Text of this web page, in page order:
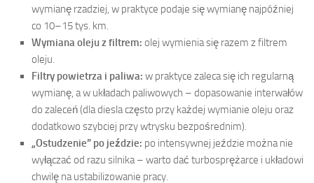
wymianę rzadziej, w praktyce podaje się wymianę najpóźniej
co 10–15 tys. km.
Wymiana oleju z filtrem: olej wymienia się razem z filtrem
oleju.
Filtry powietrza i paliwa: w praktyce zaleca się ich regularną
wymianę, a w układach paliwowych – dopasowanie interwałów
do zaleceń (dla diesla często przy każdej wymianie oleju oraz
dodatkowo szybciej przy wtrysku bezpośrednim).
„Ostudzenie” po jeździe: po intensywnej jeździe można nie
wyłączać od razu silnika – warto dać turbosprężarce i układowi
chwilę na ustabilizowanie pracy.